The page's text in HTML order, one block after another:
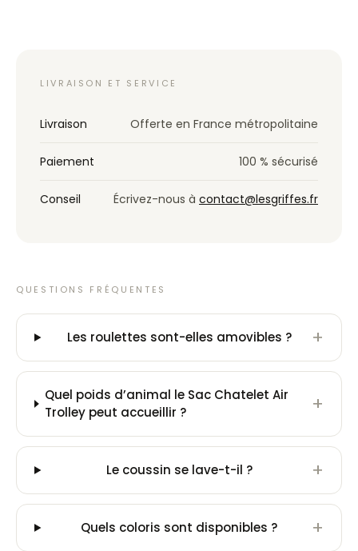
LIVRAISON ET SERVICE
Livraison Offerte en France métropolitaine
Paiement 100 % sécurisé
Conseil Écrivez-nous à contact@lesgriffes.fr
QUESTIONS FRÉQUENTES
Les roulettes sont-elles amovibles ? +
Quel poids d’animal le Sac Chatelet Air
Trolley peut accueillir ?
+
Le coussin se lave-t-il ? +
Quels coloris sont disponibles ? +